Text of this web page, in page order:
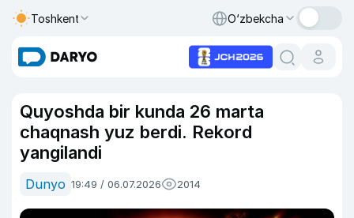
Toshkent O‘zbekcha
Quyoshda bir kunda 26 marta
chaqnash yuz berdi. Rekord
yangilandi
Dunyo 19:49 / 06.07.2026 2014